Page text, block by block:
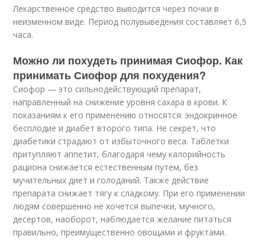
Лекарственное средство выводится через почки в
неизменном виде. Период полувыведения составляет 6,5
часа.
Можно ли похудеть принимая Сиофор. Как
принимать Сиофор для похудения?
Сиофор — это сильнодействующий препарат,
направленный на снижение уровня сахара в крови. К
показаниям к его применению относятся: эндокринное
бесплодие и диабет второго типа. Не секрет, что
диабетики страдают от избыточного веса. Таблетки
притупляют аппетит, благодаря чему калорийность
рациона снижается естественным путем, без
мучительных диет и голоданий. Также действие
препарата снижает тягу к сладкому. При его применении
людям совершенно не хочется выпечки, мучного,
десертов, наоборот, наблюдается желание питаться
правильно, преимущественно овощами и фруктами.